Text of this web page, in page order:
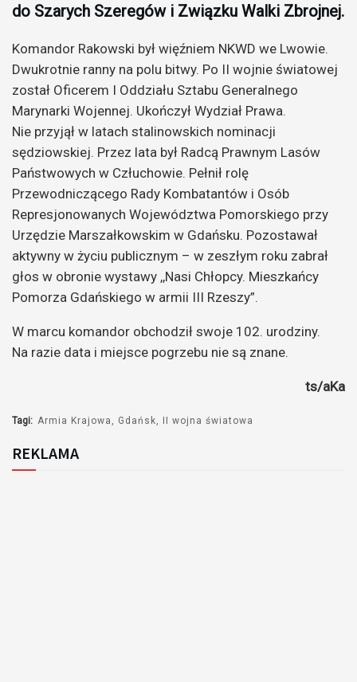
do Szarych Szeregów i Związku Walki Zbrojnej.
Komandor Rakowski był więźniem NKWD we Lwowie.
Dwukrotnie ranny na polu bitwy. Po II wojnie światowej
został Oficerem I Oddziału Sztabu Generalnego
Marynarki Wojennej. Ukończył Wydział Prawa.
Nie przyjął w latach stalinowskich nominacji
sędziowskiej. Przez lata był Radcą Prawnym Lasów
Państwowych w Człuchowie. Pełnił rolę
Przewodniczącego Rady Kombatantów i Osób
Represjonowanych Województwa Pomorskiego przy
Urzędzie Marszałkowskim w Gdańsku. Pozostawał
aktywny w życiu publicznym – w zeszłym roku zabrał
głos w obronie wystawy ,,Nasi Chłopcy. Mieszkańcy
Pomorza Gdańskiego w armii III Rzeszy”.
W marcu komandor obchodził swoje 102. urodziny.
Na razie data i miejsce pogrzebu nie są znane.
ts/aKa
Tagi: Armia Krajowa Gdańsk II wojna światowa
REKLAMA